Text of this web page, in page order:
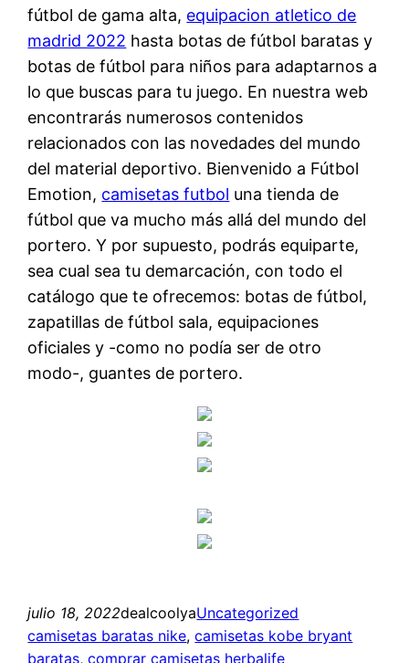
fútbol de gama alta, equipacion atletico de
madrid 2022 hasta botas de fútbol baratas y
botas de fútbol para niños para adaptarnos a
lo que buscas para tu juego. En nuestra web
encontrarás numerosos contenidos
relacionados con las novedades del mundo
del material deportivo. Bienvenido a Fútbol
Emotion, camisetas futbol una tienda de
fútbol que va mucho más allá del mundo del
portero. Y por supuesto, podrás equiparte,
sea cual sea tu demarcación, con todo el
catálogo que te ofrecemos: botas de fútbol,
zapatillas de fútbol sala, equipaciones
oficiales y -como no podía ser de otro
modo-, guantes de portero.
julio 18, 2022dealcoolyaUncategorized
camisetas baratas nike, camisetas kobe bryant
baratas, comprar camisetas herbalife